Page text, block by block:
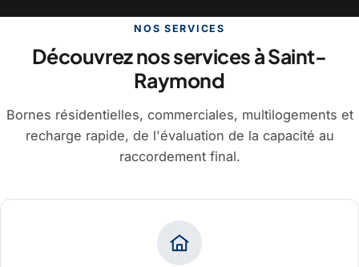
NOS SERVICES
Découvrez nos services à Saint-
Raymond
Bornes résidentielles, commerciales, multilogements et
recharge rapide, de l'évaluation de la capacité au
raccordement final.